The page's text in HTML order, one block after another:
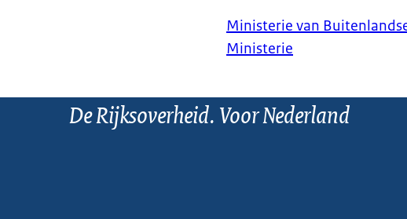
Ministerie van
Ministerie
De Rijksoverheid. Voor Nederland